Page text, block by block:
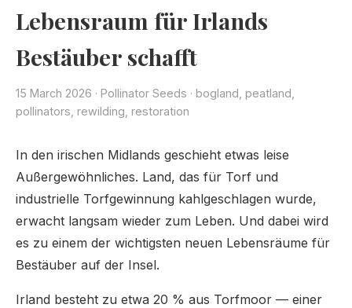
Lebensraum für Irlands
Bestäuber schafft
15 March 2026 · Pollinator Seeds · bogland, peatland,
pollinators, rewilding, restoration
In den irischen Midlands geschieht etwas leise
Außergewöhnliches. Land, das für Torf und
industrielle Torfgewinnung kahlgeschlagen wurde,
erwacht langsam wieder zum Leben. Und dabei wird
es zu einem der wichtigsten neuen Lebensräume für
Bestäuber auf der Insel.
Irland besteht zu etwa 20 % aus Torfmoor — einer